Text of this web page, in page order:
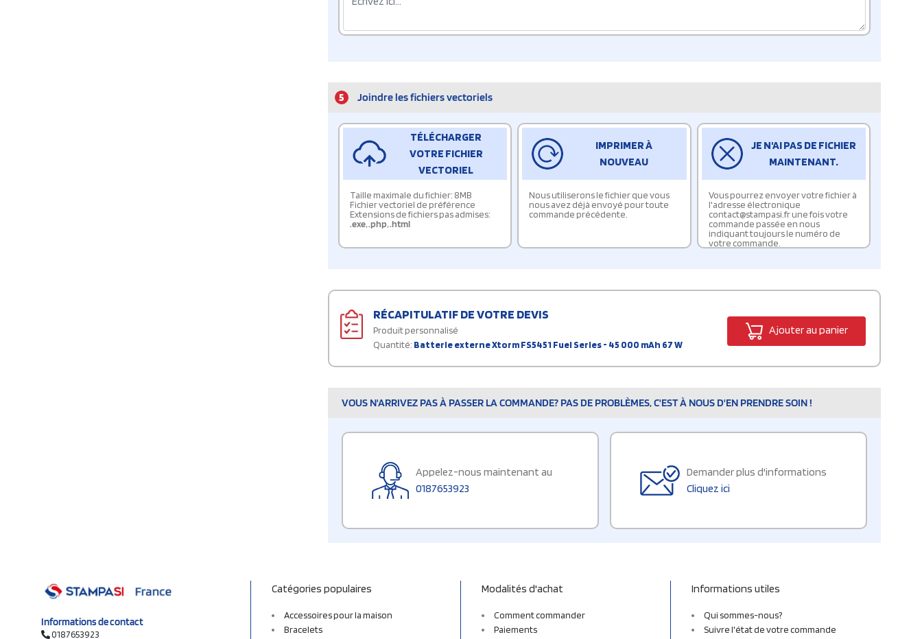
5 Joindre les fichiers vectoriels
TÉLÉCHARGER
VOTRE FICHIER
VECTORIEL
Taille maximale du fichier: 8MB
Fichier vectoriel de préférence
Extensions de fichiers pas admises:
.exe,.php,.html
IMPRIMER À
NOUVEAU
Nous utiliserons le fichier que vous
nous avez déjà envoyé pour toute
commande précédente.
JE N'AI PAS DE FICHIER
MAINTENANT.
Vous pourrez envoyer votre fichier à
l'adresse électronique
contact@stampasi.fr une fois votre
commande passée en nous
indiquant toujours le numéro de
votre commande.
RÉCAPITULATIF DE VOTRE DEVIS
Produit personnalisé
Quantité: Batterie externe Xtorm FS5451 Fuel Series - 45 000 mAh 67 W
Ajouter au panier
VOUS N'ARRIVEZ PAS À PASSER LA COMMANDE? PAS DE PROBLÈMES, C'EST À NOUS D'EN PRENDRE SOIN !
Appelez-nous maintenant au
0187653923
Demander plus d'informations
Cliquez ici
Informations de contact
0187653923
Catégories populaires
Accessoires pour la maison
Bracelets
Modalités d'achat
Comment commander
Paiements
Informations utiles
Qui sommes-nous?
Suivre l'état de votre commande